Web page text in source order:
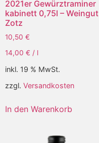
2021er Gewürztraminer
kabinett 0,75l – Weingut
Zotz
10,50 €
14,00 € / l
inkl. 19 % MwSt.
zzgl. Versandkosten
In den Warenkorb